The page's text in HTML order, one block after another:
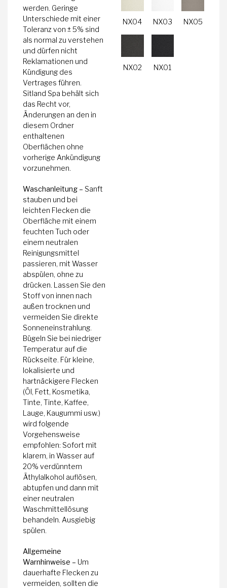
werden. Geringe
Unterschiede mit einer
Toleranz von ± 5% sind
als normal zu verstehen
und dürfen nicht
Reklamationen und
Kündigung des
Vertrages führen.
Sitland Spa behält sich
das Recht vor,
Änderungen an den in
diesem Ordner
enthaltenen
Oberflächen ohne
vorherige Ankündigung
vorzunehmen.
Waschanleitung – Sanft
stauben und bei
leichten Flecken die
Oberfläche mit einem
feuchten Tuch oder
einem neutralen
Reinigungsmittel
passieren, mit Wasser
abspülen, ohne zu
drücken. Lassen Sie den
Stoff von innen nach
außen trocknen und
vermeiden Sie direkte
Sonneneinstrahlung.
Bügeln Sie bei niedriger
Temperatur auf die
Rückseite. Für kleine,
lokalisierte und
hartnäckigere Flecken
(Öl, Fett, Kosmetika,
Tinte, Tinte, Kaffee,
Lauge, Kaugummi usw.)
wird folgende
Vorgehensweise
empfohlen: Sofort mit
klarem, in Wasser auf
20% verdünntem
Äthylalkohol auflösen,
abtupfen und dann mit
einer neutralen
Waschmittellösung
behandeln. Ausgiebig
spülen.
Allgemeine
Warnhinweise – Um
dauerhafte Flecken zu
vermeiden, sollten die
NX04 NX03 NX05
NX02 NX01